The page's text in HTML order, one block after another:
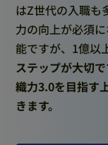
はZ世代の入職も
力の向上が必須
能ですが、1億以
ステップが大切
織力3.0を目指す
きます。